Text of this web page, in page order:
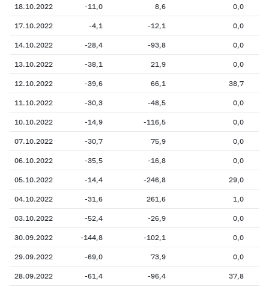
18.10.2022 -11,0 8,6 0,0
17.10.2022 -4,1 -12,1 0,0
14.10.2022 -28,4 -93,8 0,0
13.10.2022 -38,1 21,9 0,0
12.10.2022 -39,6 66,1 38,7
11.10.2022 -30,3 -48,5 0,0
10.10.2022 -14,9 -116,5 0,0
07.10.2022 -30,7 75,9 0,0
06.10.2022 -35,5 -16,8 0,0
05.10.2022 -14,4 -246,8 29,0
04.10.2022 -31,6 261,6 1,0
03.10.2022 -52,4 -26,9 0,0
30.09.2022 -144,8 -102,1 0,0
29.09.2022 -69,0 73,9 0,0
28.09.2022 -61,4 -96,4 37,8